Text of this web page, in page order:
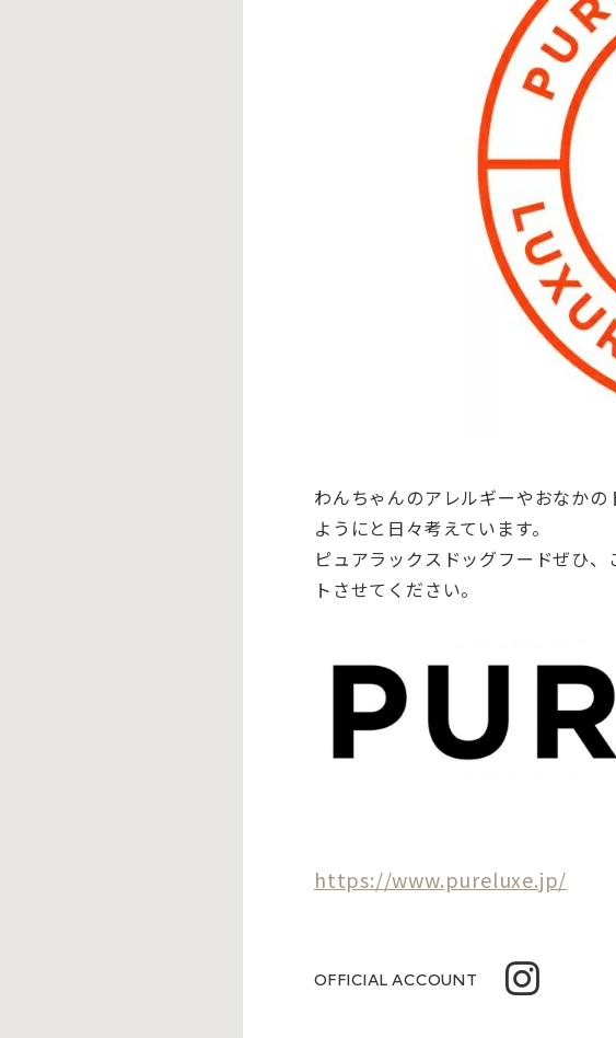
わんちゃんのアレルギーやおなか
ようにと日々考えています。
ピュアラックスドッグフードぜひ
トさせてください。
https://www.pureluxe.jp/
OFFICIAL ACCOUNT